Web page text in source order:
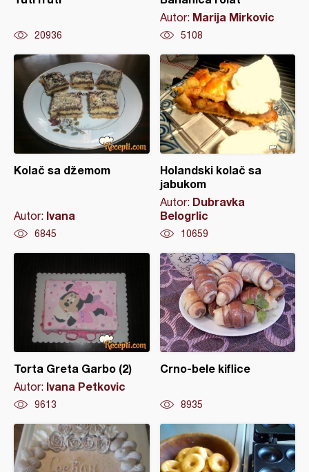
20936
Autor: Marija Mirkovic
5108
Kolač sa džemom
Autor: Ivana
6845
Holandski kolač sa
jabukom
Autor: Dubravka
Belogrlic
10659
Torta Greta Garbo (2)
Autor: Ivana Petkovic
9613
Crno-bele kiflice
8935